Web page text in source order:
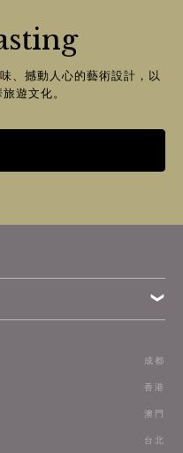
、撼動人心的藝術設計，以
遊文化。
成都
香港
澳門
台北